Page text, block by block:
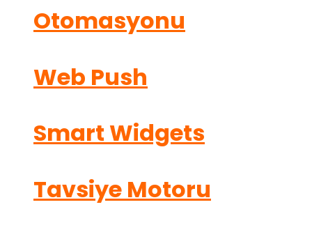
Otomasyonu
Web Push
Smart Widgets
Tavsiye Motoru